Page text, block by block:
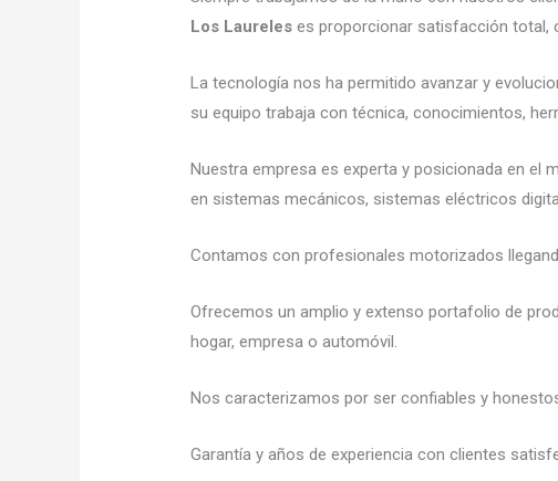
Los Laureles es proporcionar satisfacción total,
La tecnología nos ha permitido avanzar y
su equipo trabaja con técnica, conocimientos,
Nuestra empresa es experta y posicionada en el
en sistemas mecánicos, sistemas eléctricos
Contamos con profesionales motorizados
Ofrecemos un amplio y extenso portafolio de
hogar, empresa o automóvil.
Nos caracterizamos por ser confiables y
Garantía y años de experiencia con clientes